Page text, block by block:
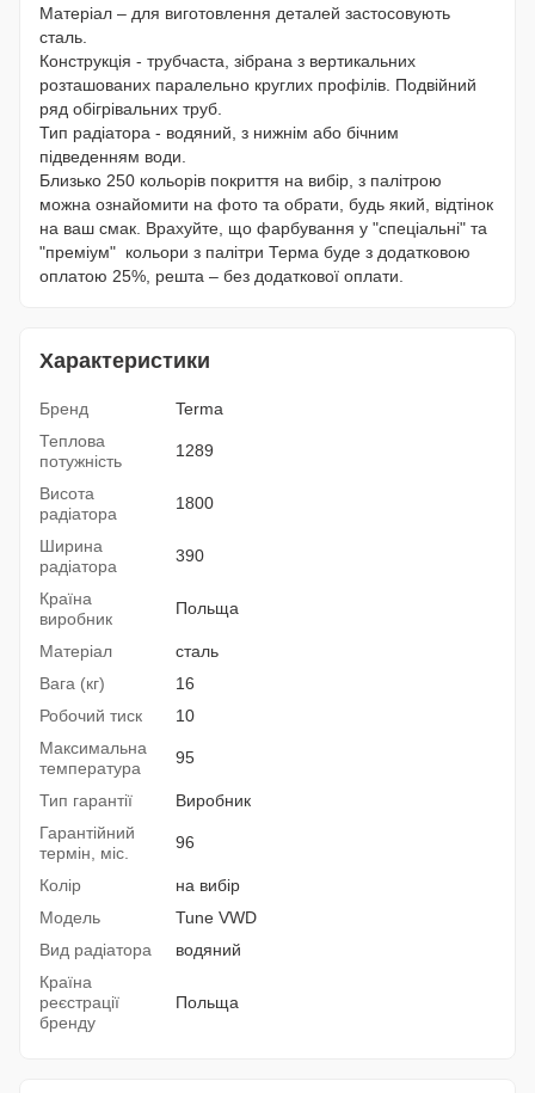
Матеріал – для виготовлення деталей застосовують
сталь.
Конструкція - трубчаста, зібрана з вертикальних
розташованих паралельно круглих профілів. Подвійний
ряд обігрівальних труб.
Тип радіатора - водяний, з нижнім або бічним
підведенням води.
Близько 250 кольорів покриття на вибір, з палітрою
можна ознайомити на фото та обрати, будь який, відтінок
на ваш смак. Врахуйте, що фарбування у "спеціальні" та
"преміум" кольори з палітри Терма буде з додатковою
оплатою 25%, решта – без додаткової оплати.
Характеристики
Бренд
Terma
Теплова
потужність
1289
Висота
радіатора
1800
Ширина
радіатора
390
Країна
виробник
Польща
Матеріал
сталь
Вага (кг)
16
Робочий тиск
10
Максимальна
температура
95
Тип гарантії
Виробник
Гарантійний
термін, міс.
96
Колір
на вибір
Модель
Tune VWD
Вид радіатора
водяний
Країна
реєстрації
бренду
Польща